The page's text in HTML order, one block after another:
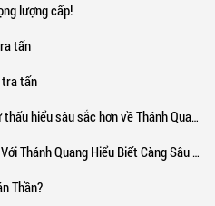
lượng cấp!
tấn
tra tấn
sâu sắc hơn về Thánh Quang (Hai hợp một) (1)
Quang Hiểu Biết Càng Sâu Sắc Hơn (Hai Hợp Một) (2)
Thần?